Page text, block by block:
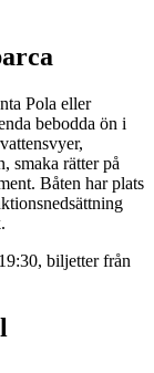
Pola eller
bebodda ön i
smaka rätter på
Båten har plats
biljetter från